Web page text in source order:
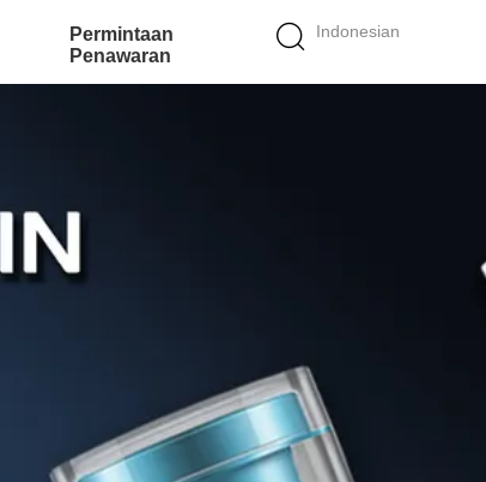
Indonesian
Permintaan
Penawaran